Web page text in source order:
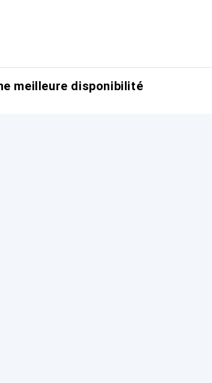
meilleure disponibilité